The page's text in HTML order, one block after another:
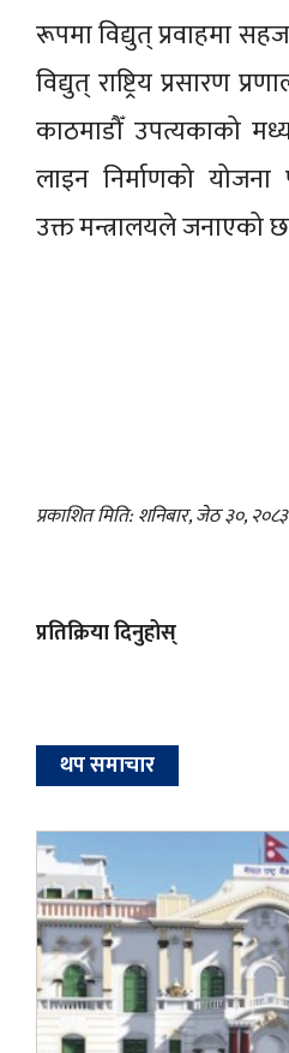
रूपमा विद्युत् प्रवाहमा
विद्युत् राष्ट्रिय प्रसारण
काठमाडौँ उपत्यकाको
लाइन निर्माणको योजना
उक्त मन्त्रालयले जनाएको
प्रकाशित मिति: शनिबार, जेठ ३०, २०८३
प्रतिक्रिया दिनुहोस्
थप समाचार